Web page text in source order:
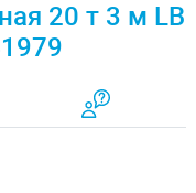
20 т 3 м LB